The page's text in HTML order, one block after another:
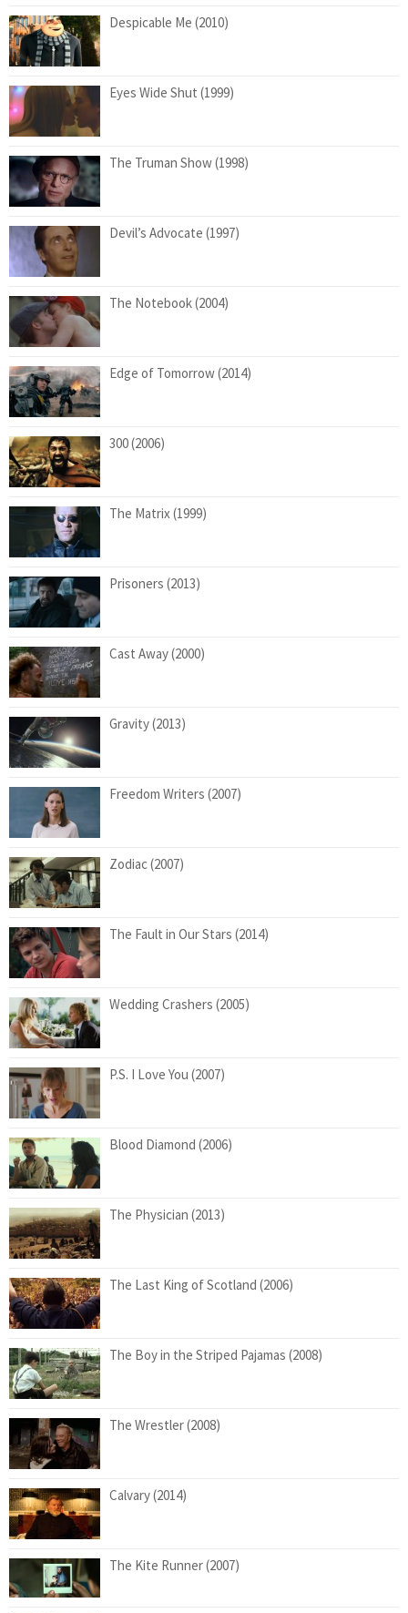
Despicable Me (2010)
Eyes Wide Shut (1999)
The Truman Show (1998)
Devil’s Advocate (1997)
The Notebook (2004)
Edge of Tomorrow (2014)
300 (2006)
The Matrix (1999)
Prisoners (2013)
Cast Away (2000)
Gravity (2013)
Freedom Writers (2007)
Zodiac (2007)
The Fault in Our Stars (2014)
Wedding Crashers (2005)
P.S. I Love You (2007)
Blood Diamond (2006)
The Physician (2013)
The Last King of Scotland (2006)
The Boy in the Striped Pajamas (2008)
The Wrestler (2008)
Calvary (2014)
The Kite Runner (2007)